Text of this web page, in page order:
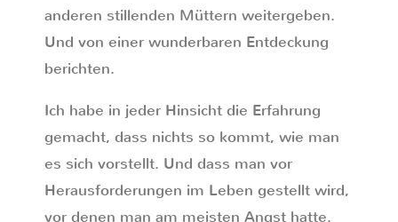
anderen stillenden Müttern weitergeben.
Und von einer wunderbaren Entdeckung
berichten.
Ich habe in jeder Hinsicht die Erfahrung
gemacht, dass nichts so kommt, wie man
es sich vorstellt. Und dass man vor
Herausforderungen im Leben gestellt wird,
vor denen man am meisten Angst hatte.